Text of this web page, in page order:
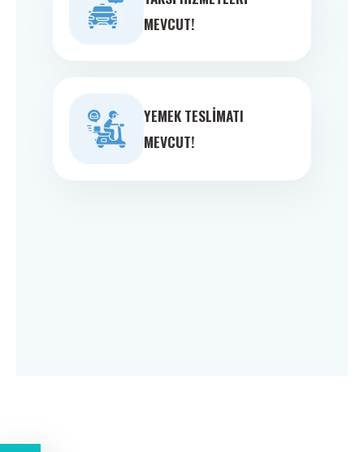
MEVCUT!
YEMEK TESLIMATI
MEVCUT!